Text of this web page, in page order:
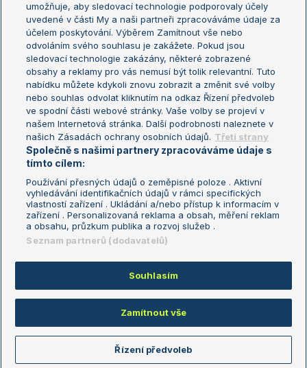
Sázkařský žebříček
Wimbledon
US Open
Turnaj mistrů
Turnaj mistryň
Aktualní trendy
Fotbalové přestupy
Livesport Daily
LS Prague Open
Podmínky užití
Nastavení soukromí
GDPR a žurnalistika
Reklama
Kontakt
Informace o zpracování osobních
údajů
Copyright © 2008-2026 TenisPortal.cz. Využíváme zpravodajství ČTK.
umožňuje, aby sledovací technologie podporovaly účely
uvedené v části My a naši partneři zpracováváme údaje za
účelem poskytování. Výběrem Zamítnout vše nebo
odvoláním svého souhlasu je zakážete. Pokud jsou
sledovací technologie zakázány, některé zobrazené
obsahy a reklamy pro vás nemusí být tolik relevantní. Tuto
nabídku můžete kdykoli znovu zobrazit a změnit své volby
nebo souhlas odvolat kliknutím na odkaz Řízení předvoleb
ve spodní části webové stránky. Vaše volby se projeví v
našem Internetová stránka. Další podrobnosti naleznete v
našich Zásadách ochrany osobních údajů. Třetí strany
Společně s našimi partnery zpracováváme údaje s
tímto cílem:
Používání přesných údajů o zeměpisné poloze . Aktivní
vyhledávání identifikačních údajů v rámci specifických
vlastností zařízení . Ukládání a/nebo přístup k informacím v
zařízení . Personalizovaná reklama a obsah, měření reklam
a obsahu, průzkum publika a rozvoj služeb .
Seznam partnerů (dodavatelů)
Souhlasím
Zamítnout vše
Řízení předvoleb